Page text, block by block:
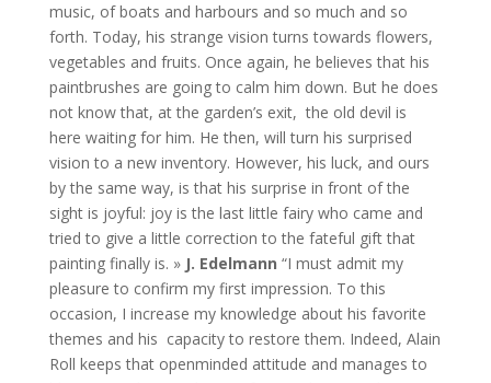
music, of boats and harbours and so much and so
forth. Today, his strange vision turns towards flowers,
vegetables and fruits. Once again, he believes that his
paintbrushes are going to calm him down. But he does
not know that, at the garden’s exit, the old devil is
here waiting for him. He then, will turn his surprised
vision to a new inventory. However, his luck, and ours
by the same way, is that his surprise in front of the
sight is joyful: joy is the last little fairy who came and
tried to give a little correction to the fateful gift that
painting finally is. » J. Edelmann “I must admit my
pleasure to confirm my first impression. To this
occasion, I increase my knowledge about his favorite
themes and his capacity to restore them. Indeed, Alain
Roll keeps that openminded attitude and manages to